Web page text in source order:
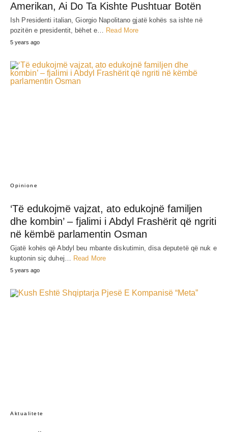
Amerikan, Ai Do Ta Kishte Pushtuar Botën
Ish Presidenti italian, Giorgio Napolitano gjatë kohës sa ishte në
pozitën e presidentit, bëhet e… Read More
5 years ago
Opinione
‘Të edukojmë vajzat, ato edukojnë familjen
dhe kombin’ – fjalimi i Abdyl Frashërit që ngriti
në këmbë parlamentin Osman
Gjatë kohës që Abdyl beu mbante diskutimin, disa deputetë që nuk e
kuptonin siç duhej… Read More
5 years ago
Aktualitete